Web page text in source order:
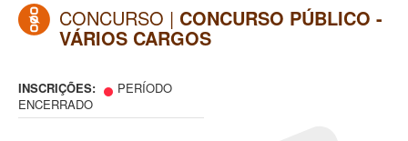
CONCURSO | CONCURSO PÚBLICO -
VÁRIOS CARGOS
INSCRIÇÕES:
PERÍODO
ENCERRADO